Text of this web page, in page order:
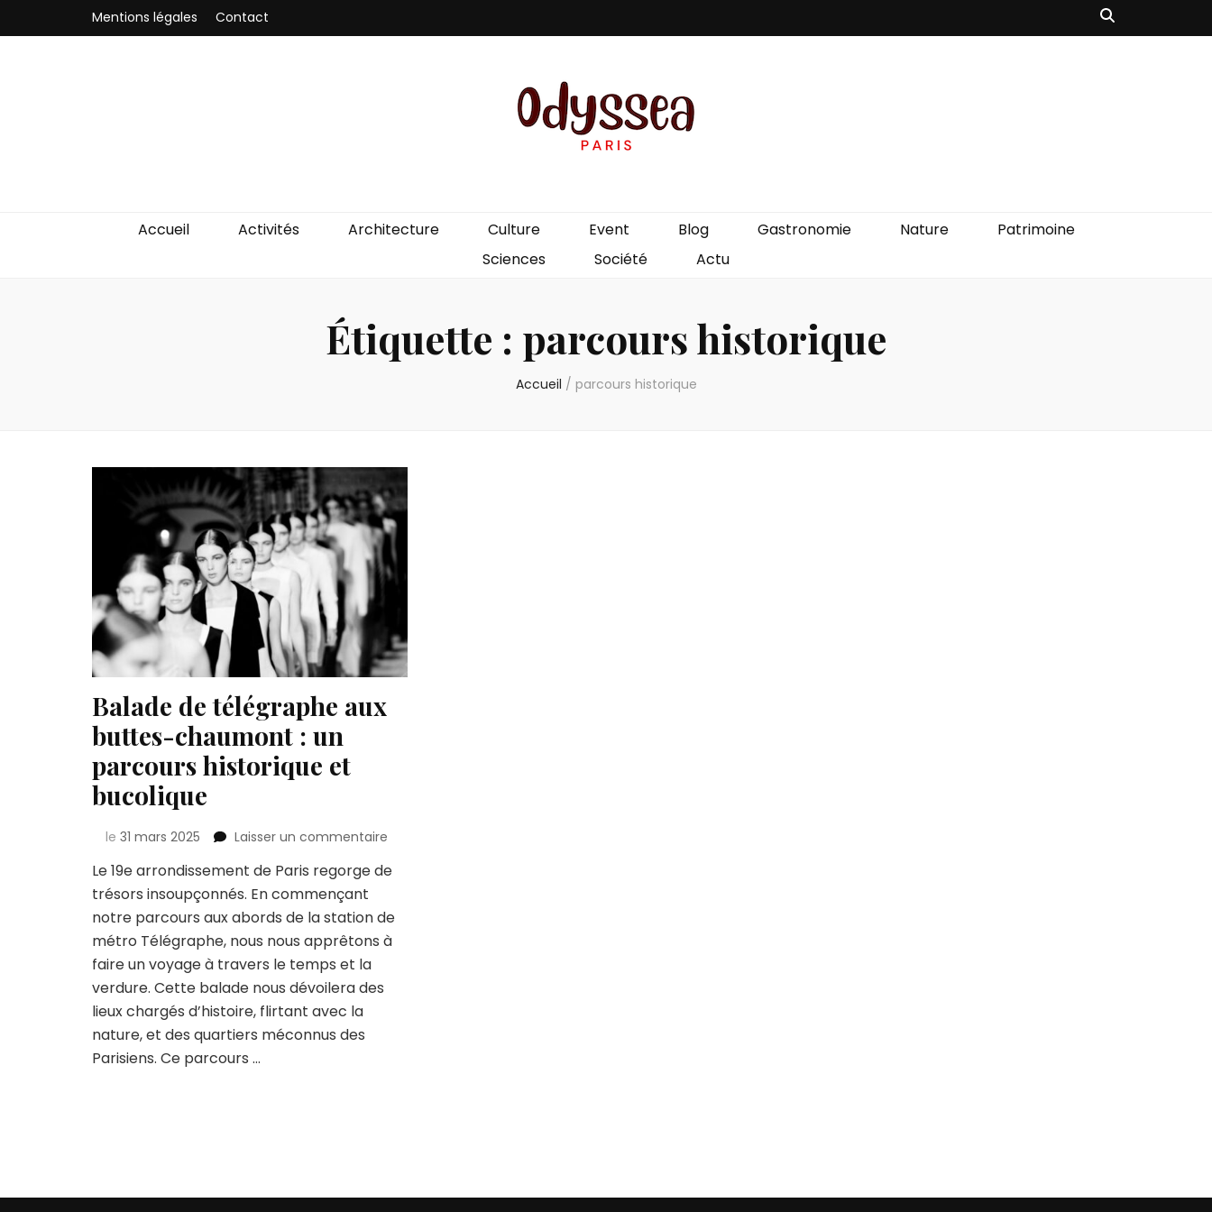
Mentions légales Contact
Accueil Activités Architecture Culture Event Blog Gastronomie Nature
Patrimoine
Sciences
Société Actu
Étiquette : parcours historique
Accueil / parcours historique
Balade de télégraphe aux
buttes-chaumont : un
parcours historique et
bucolique
le 31 mars 2025 Laisser un commentaire
de
aux
buttes-
chaumont
Le 19e arrondissement de Paris regorge de
trésors insoupçonnés. En commençant
notre parcours aux abords de la station de
métro Télégraphe, nous nous apprêtons à
faire un voyage à travers le temps et la
verdure. Cette balade nous dévoilera des
lieux chargés d’histoire, flirtant avec la
nature, et des quartiers méconnus des
Parisiens. Ce parcours …